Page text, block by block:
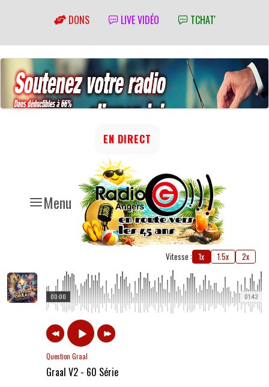
DONS LIVE VIDÉO TCHAT'
Menu
EN DIRECT
Vitesse : 1x 1.5x 2x
01:43
00:00
Question Graal
Graal V2 - 60 Série